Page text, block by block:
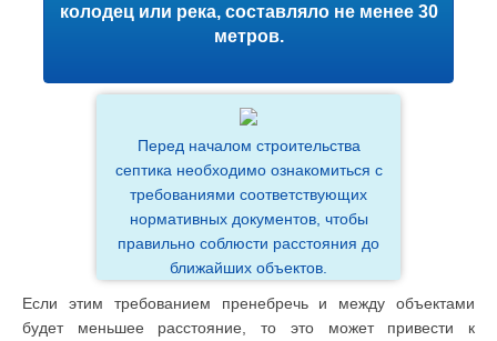
колодец или река, составляло не менее 30
метров.
Перед началом строительства
септика необходимо ознакомиться с
требованиями соответствующих
нормативных документов, чтобы
правильно соблюсти расстояния до
ближайших объектов.
Если этим требованием пренебречь и между объектами
будет меньшее расстояние, то это может привести к